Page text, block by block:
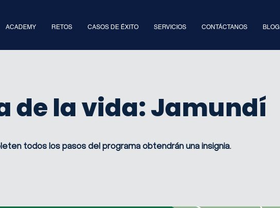
ACADEMY RETOS CASOS DE ÉXITO SERVICIOS CONTÁCTANOS BLOG
de la vida: Jamundí
todos los pasos del programa obtendrán una insignia.